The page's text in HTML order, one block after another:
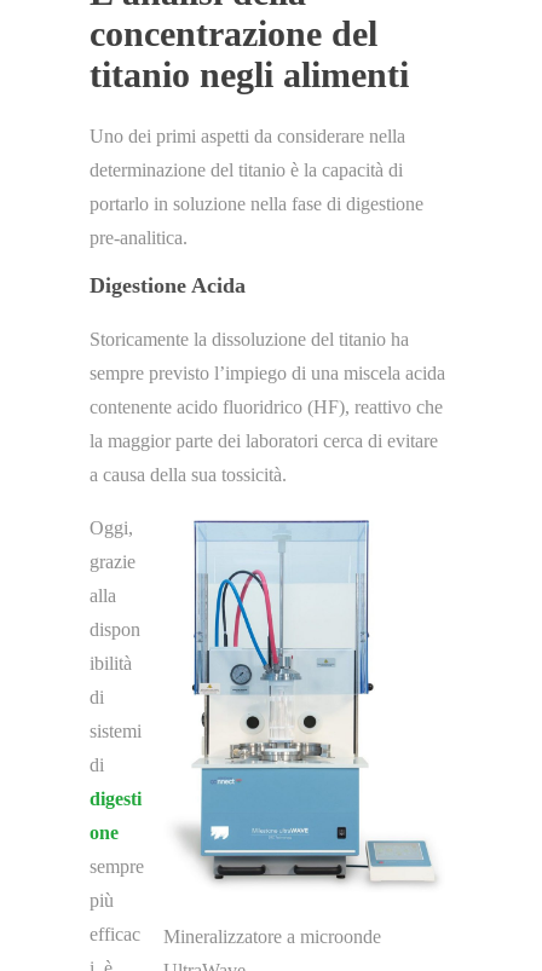
concentrazione del
titanio negli alimenti
Uno dei primi aspetti da considerare nella
determinazione del titanio è la capacità di
portarlo in soluzione nella fase di digestione
pre-analitica.
Digestione Acida
Storicamente la dissoluzione del titanio ha
sempre previsto l’impiego di una miscela acida
contenente acido fluoridrico (HF), reattivo che
la maggior parte dei laboratori cerca di evitare
a causa della sua tossicità.
Mineralizzatore a microonde
Oggi,
grazie
alla
dispon
ibilità
di
sistemi
di
digesti
one
sempre
più
efficac